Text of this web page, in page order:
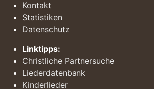
Kontakt
Statistiken
Datenschutz
Linktipps:
Christliche Partnersuche
Liederdatenbank
Kinderlieder